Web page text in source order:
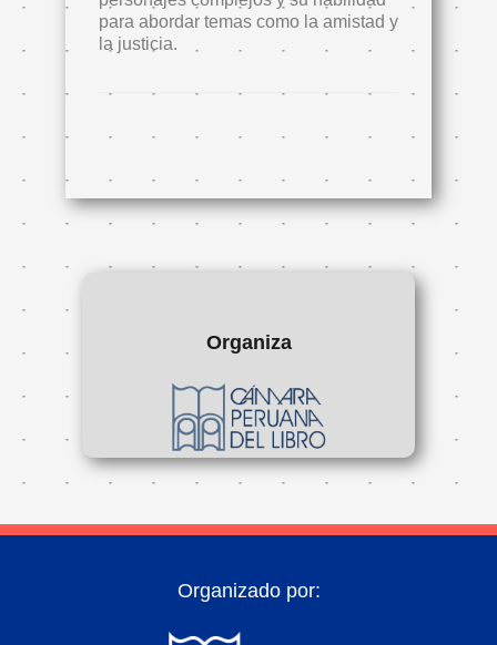
para abordar temas como la amistad y
la justicia.
Organiza
Organizado por: